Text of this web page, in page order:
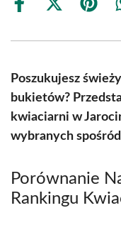
Share
Share
(Twitter)
Share
Poszukujesz
bukietów?
kwiaciarni w
wybranych
Porównanie
Rankingu